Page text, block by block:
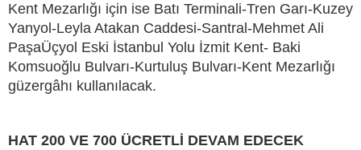
Kent Mezarlığı için ise Batı Terminali-Tren Garı-Kuzey
Yanyol-Leyla Atakan Caddesi-Santral-Mehmet Ali
PaşaÜçyol Eski İstanbul Yolu İzmit Kent- Baki
Komsuoğlu Bulvarı-Kurtuluş Bulvarı-Kent Mezarlığı
güzergâhı kullanılacak.
HAT 200 VE 700 ÜCRETLİ DEVAM EDECEK